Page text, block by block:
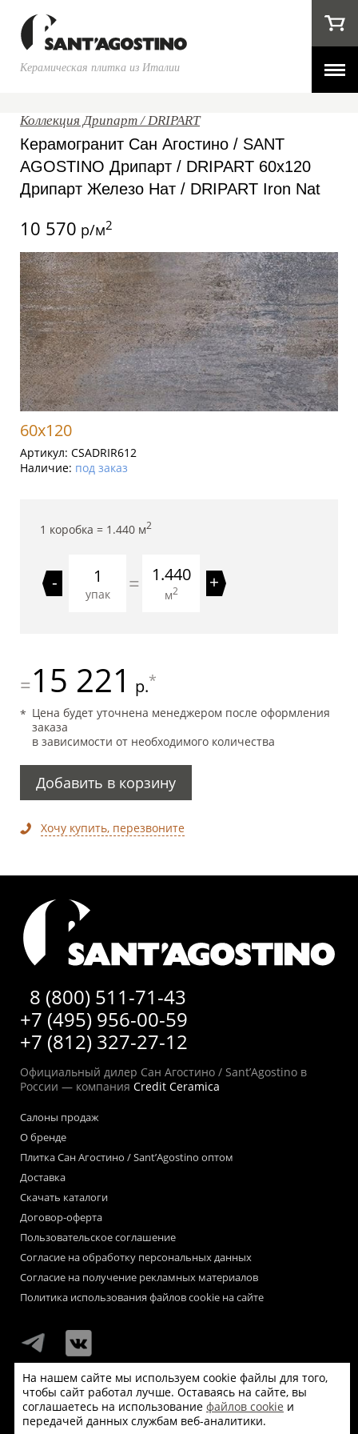
Керамическая плитка из Италии
Коллекция Дрипарт / DRIPART
Керамогранит Сан Агостино / SANT
AGOSTINO Дрипарт / DRIPART 60x120
Дрипарт Железо Нат / DRIPART Iron Nat
10 570 р/м2
60x120
Артикул: CSADRIR612
Наличие: под заказ
1 коробка = 1.440 м2
-
упак = 1.440
м2 +
=15 221 р.*
Цена будет уточнена менеджером после оформления
заказа
в зависимости от необходимого количества
Добавить в корзину
Хочу купить, перезвоните
8 (800) 511-71-43
+7 (495) 956-00-59
+7 (812) 327-27-12
Официальный дилер Сан Агостино / Sant’Agostino в
России — компания Credit Ceramica
Салоны продаж
О бренде
Плитка Сан Агостино / Sant’Agostino оптом
Доставка
Скачать каталоги
Договор-оферта
Пользовательское соглашение
Согласие на обработку персональных данных
Согласие на получение рекламных материалов
Политика использования файлов cookie на сайте
Мы используем файлы «cookie» для функционирования сайта.
Если Вас это не устраивает, пожалуйста, покиньте сайт.
На нашем сайте мы используем cookie файлы для того,
чтобы сайт работал лучше. Оставаясь на сайте, вы
соглашаетесь на использование файлов cookie и
передачей данных службам веб-аналитики.